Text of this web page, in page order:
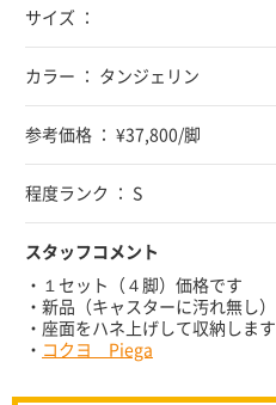
サイズ ：
カラー ： タンジェリン
参考価格 ： ¥37,800/脚
程度ランク ： S
スタッフコメント
・１セット（４脚）価格です
・新品（キャスターに汚れ無し）
・座面をハネ上げして収納します
・ コクヨ Piega